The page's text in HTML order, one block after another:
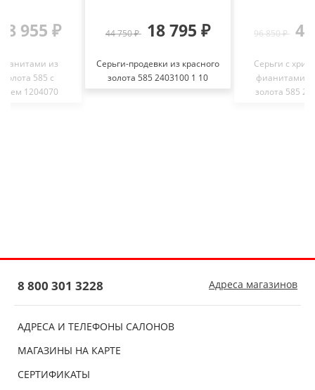
955 ₽
из
золота 585 с
1204070
44 750 ₽ 18 795 ₽
Серьги-продевки из красного
золота 585 2403100 1 10
96 850 ₽
Серьги с
фианитами
золота 585
АДРЕСА И ТЕЛЕФОНЫ САЛОНОВ
МАГАЗИНЫ НА КАРТЕ
СЕРТИФИКАТЫ
8 800 301 3228 Адреса магазинов